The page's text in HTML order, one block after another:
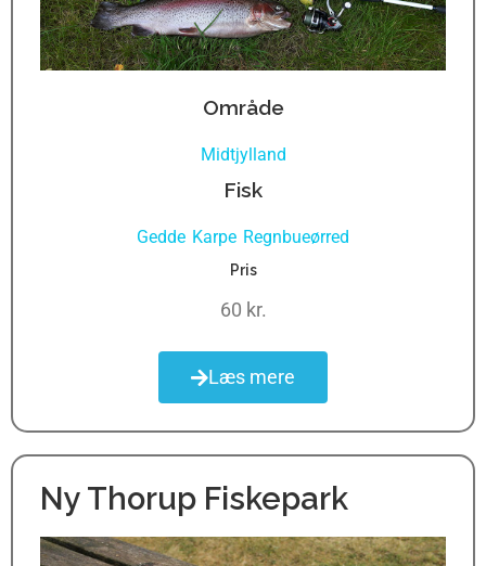
Område
Midtjylland
Fisk
Gedde Karpe Regnbueørred
Pris
60 kr.
Læs mere
Ny Thorup Fiskepark